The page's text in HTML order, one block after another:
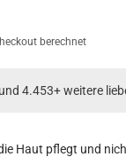
berechnet
4.453+ weitere
Haut pflegt und